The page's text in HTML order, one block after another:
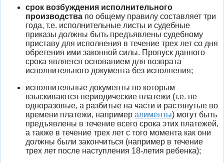
срок возбуждения исполнительного
производства по общему правилу составляет три
года, т.е. исполнительные листы и судебные
приказы должны быть предъявлены судебному
приставу для исполнения в течение трех лет со дня
обретения ими законной силы. Пропуск данного
срока является основанием для возврата
исполнительного документа без исполнения;
исполнительные документы по которым
взыскиваются периодические платежи (т.е. не
одноразовые, а разбитые на части и растянутые во
времени платежи, например алименты) могут быть
предъявлены в течение всего срока этих платежей,
а также в течение трех лет с того момента как они
должны были закончиться (например в течение
трех лет после наступления 18-летия ребенка);